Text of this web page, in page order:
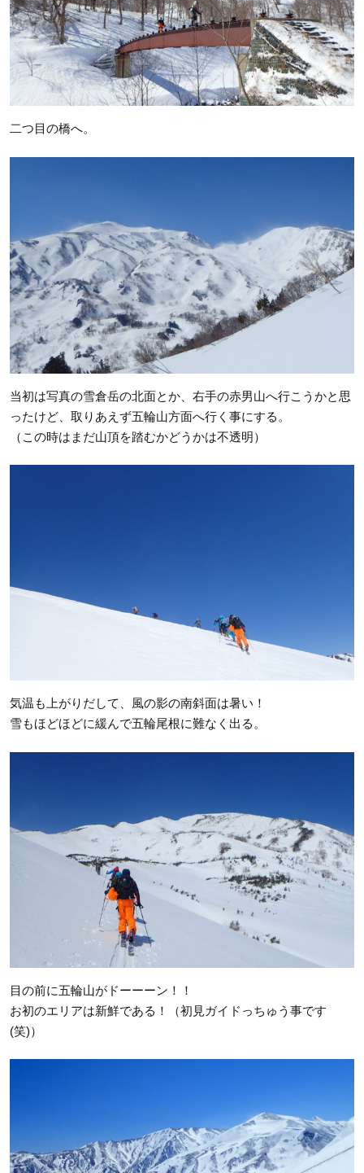
二つ目の橋へ。
当初は写真の雪倉岳の北面とか、右手の赤男山へ行こうかと思
ったけど、取りあえず五輪山方面へ行く事にする。
（この時はまだ山頂を踏むかどうかは不透明）
気温も上がりだして、風の影の南斜面は暑い！
雪もほどほどに緩んで五輪尾根に難なく出る。
目の前に五輪山がドーーーン！！
お初のエリアは新鮮である！（初見ガイドっちゅう事です
(笑)）